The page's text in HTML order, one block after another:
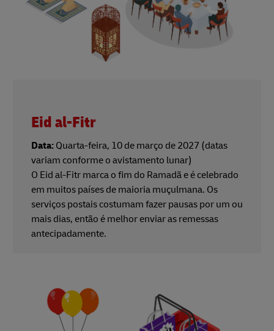
Eid al-Fitr
Data: Quarta-feira, 10 de março de 2027 (datas
variam conforme o avistamento lunar)
O Eid al-Fitr marca o fim do Ramadã e é celebrado
em muitos países de maioria muçulmana. Os
serviços postais costumam fazer pausas por um ou
mais dias, então é melhor enviar as remessas
antecipadamente.